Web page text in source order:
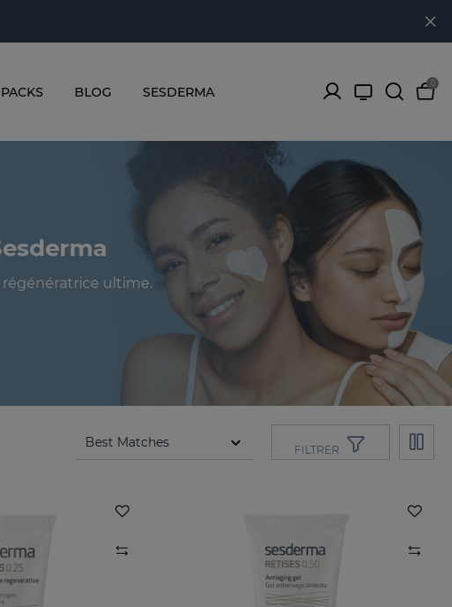
PACKS BLOG SESDERMA
0
ultime.
FILTRER